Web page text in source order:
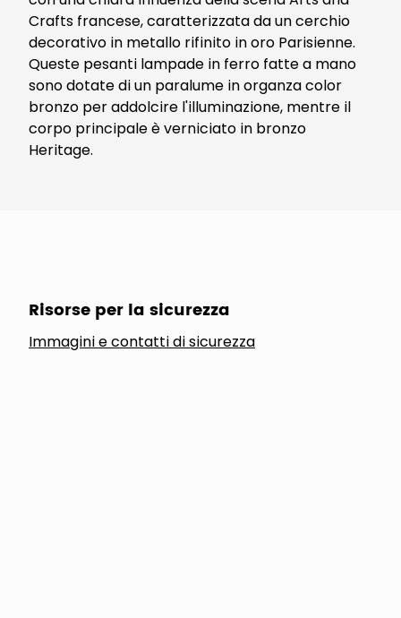
Crafts francese, caratterizzata da un cerchio
decorativo in metallo rifinito in oro Parisienne.
Queste pesanti lampade in ferro fatte a mano
sono dotate di un paralume in organza color
bronzo per addolcire l'illuminazione, mentre il
corpo principale è verniciato in bronzo
Heritage.
Risorse per la sicurezza
Immagini e contatti di sicurezza